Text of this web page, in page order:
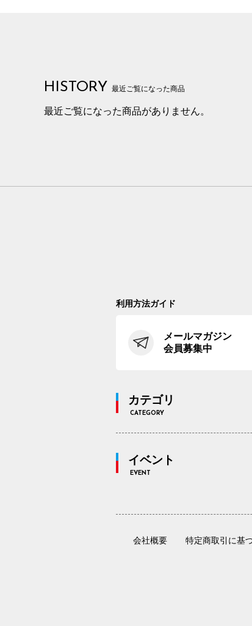
HISTORY 最近ご覧になった商品
最近ご覧になった商品がありません。
利用方法ガイド
メールマガジン
会員募集中
カテゴリ
CATEGORY
イベント
EVENT
会社概要 特定商取引に基